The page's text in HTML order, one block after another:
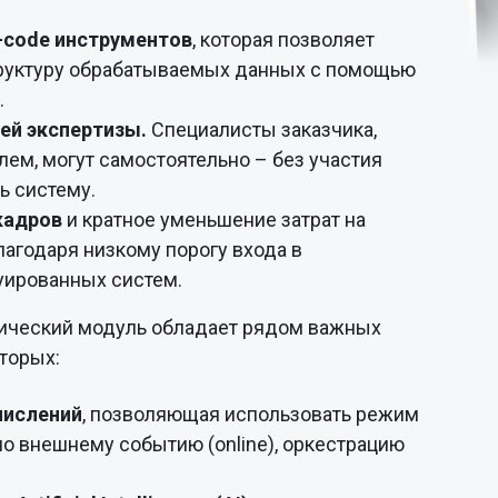
инструментов, которая позволяет
обрабатываемых данных с помощью
экспертизы. Специалисты заказчика,
могут самостоятельно – без участия
систему.
и кратное уменьшение затрат на
низкому порогу входа в
систем.
модуль обладает рядом важных
, позволяющая использовать режим
внешнему событию (online), оркестрацию